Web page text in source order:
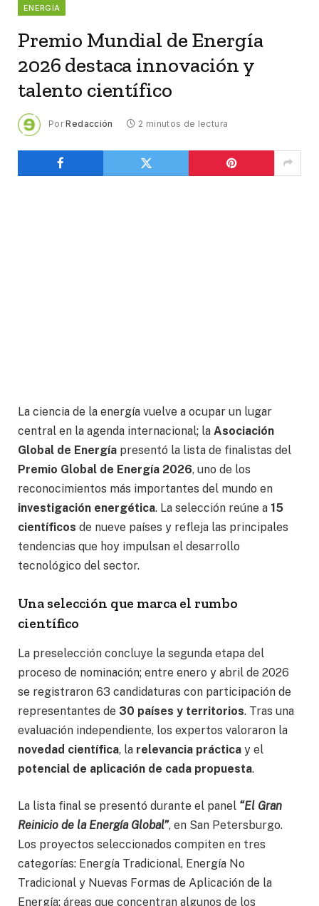
ENERGÍA
Premio Mundial de Energía
2026 destaca innovación y
talento científico
Por Redacción 2 minutos de lectura
La ciencia de la energía vuelve a ocupar un lugar
central en la agenda internacional; la Asociación
Global de Energía presentó la lista de finalistas del
Premio Global de Energía 2026, uno de los
reconocimientos más importantes del mundo en
investigación energética. La selección reúne a 15
científicos de nueve países y refleja las principales
tendencias que hoy impulsan el desarrollo
tecnológico del sector.
Una selección que marca el rumbo
científico
La preselección concluye la segunda etapa del
proceso de nominación; entre enero y abril de 2026
se registraron 63 candidaturas con participación de
representantes de 30 países y territorios. Tras una
evaluación independiente, los expertos valoraron la
novedad científica, la relevancia práctica y el
potencial de aplicación de cada propuesta.
La lista final se presentó durante el panel “El Gran
Reinicio de la Energía Global”, en San Petersburgo.
Los proyectos seleccionados compiten en tres
categorías: Energía Tradicional, Energía No
Tradicional y Nuevas Formas de Aplicación de la
Energía; áreas que concentran algunos de los